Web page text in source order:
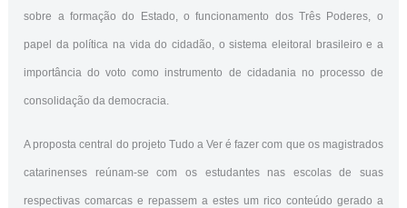
sobre a formação do Estado, o funcionamento dos Três Poderes, o
papel da política na vida do cidadão, o sistema eleitoral brasileiro e a
importância do voto como instrumento de cidadania no processo de
consolidação da democracia.
A proposta central do projeto Tudo a Ver é fazer com que os magistrados
catarinenses reúnam-se com os estudantes nas escolas de suas
respectivas comarcas e repassem a estes um rico conteúdo gerado a